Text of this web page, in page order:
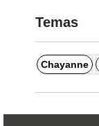
Temas
Chayanne